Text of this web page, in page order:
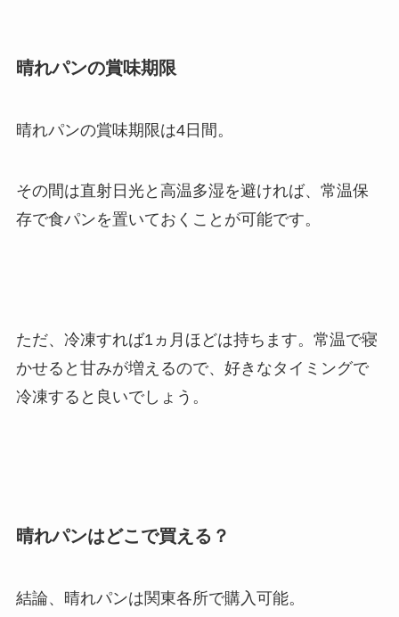
晴れパンの賞味期限
晴れパンの賞味期限は4日間。
その間は直射日光と高温多湿を避ければ、常温保
存で食パンを置いておくことが可能です。
ただ、冷凍すれば1ヵ月ほどは持ちます。常温で寝
かせると甘みが増えるので、好きなタイミングで
冷凍すると良いでしょう。
晴れパンはどこで買える？
結論、晴れパンは関東各所で購入可能。